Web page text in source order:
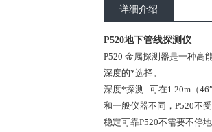
详细介绍
P520地下管线探测仪
P520 金属探测器是一种高
深度的*选择。
深度*探测--可在1.20m（
和一般仪器不同，P520不
稳定可靠P520不需要不停